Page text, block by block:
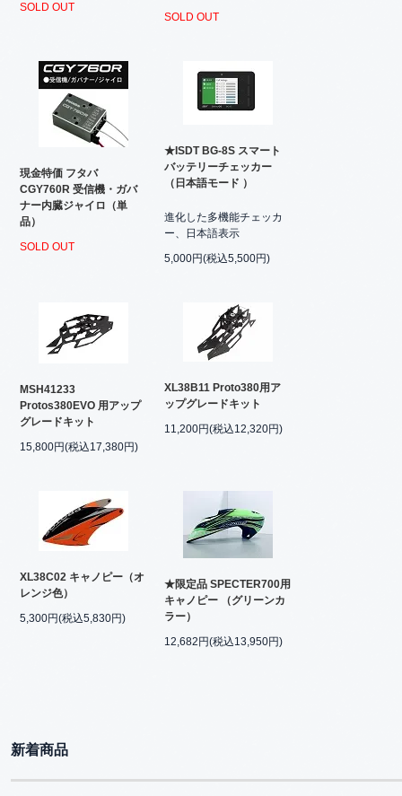
SOLD OUT
SOLD OUT
現金特価 フタバ
CGY760R 受信機・ガバ
ナー内臓ジャイロ（単
品）
SOLD OUT
★ISDT BG-8S スマート
バッテリーチェッカー
（日本語モード ）
進化した多機能チェッカ
ー、日本語表示
5,000円(税込5,500円)
MSH41233
Protos380EVO 用アップ
グレードキット
15,800円(税込17,380円)
XL38B11 Proto380用ア
ップグレードキット
11,200円(税込12,320円)
XL38C02 キャノピー（オ
レンジ色）
5,300円(税込5,830円)
★限定品 SPECTER700用
キャノピー （グリーンカ
ラー）
12,682円(税込13,950円)
新着商品